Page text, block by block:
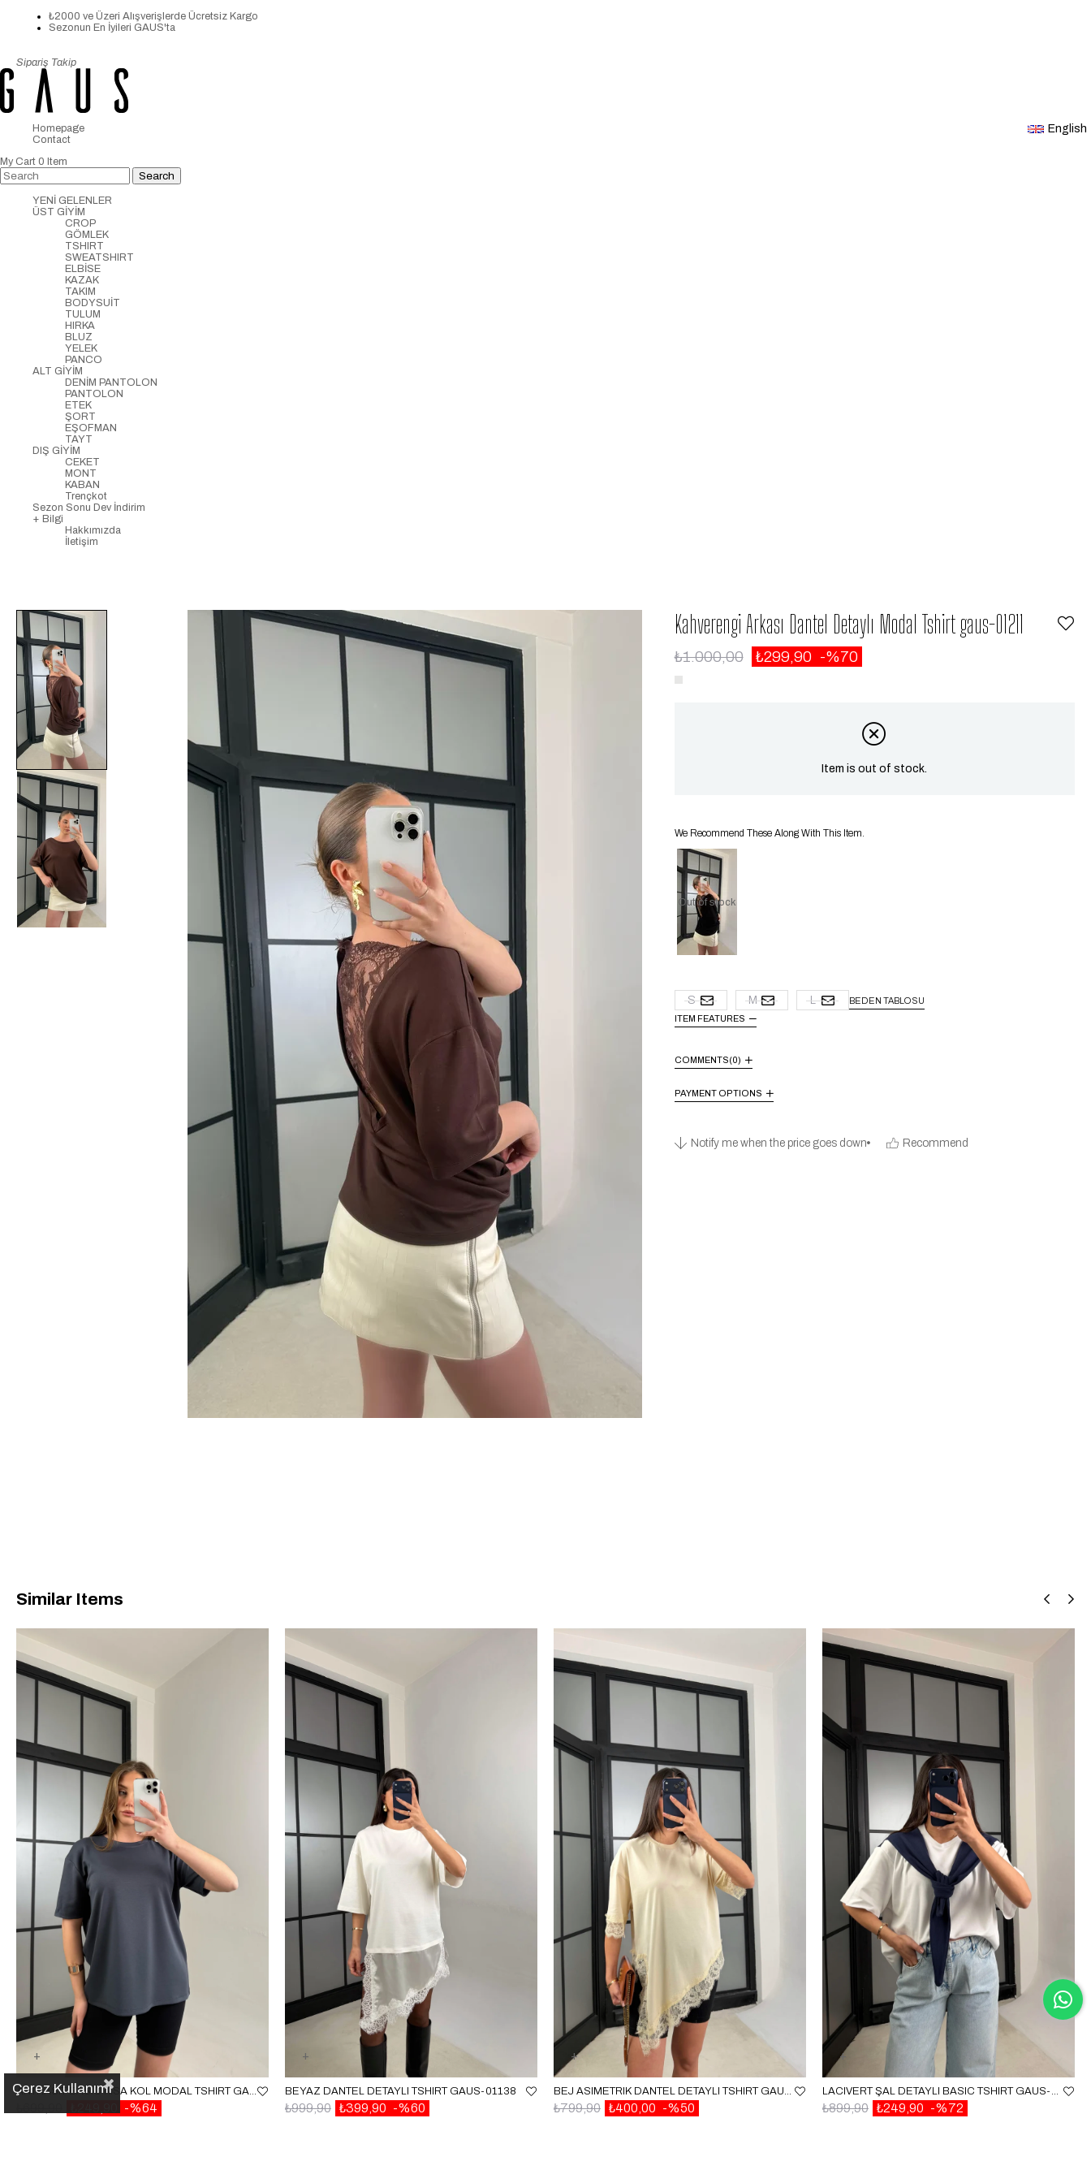
₺2000 ve Üzeri Alışverişlerde Ücretsiz Kargo
Sezonun En İyileri GAUS'ta
Sipariş Takip
English
Homepage
Contact
My Cart 0 Item
YENİ GELENLER
ÜST GİYİM
CROP
GÖMLEK
TSHIRT
SWEATSHIRT
ELBİSE
KAZAK
TAKIM
BODYSUİT
TULUM
HIRKA
BLUZ
YELEK
PANCO
ALT GİYİM
DENİM PANTOLON
PANTOLON
ETEK
ŞORT
EŞOFMAN
TAYT
DIŞ GİYİM
CEKET
MONT
KABAN
Trençkot
Sezon Sonu Dev İndirim
+ Bilgi
Hakkımızda
İletişim
Kahverengi Arkası Dantel Detaylı Modal Tshirt gaus-01211
₺1.000,00 ₺299,90 70
Item is out of stock.
We Recommend These Along With This Item.
Out of stock
S M L
BEDEN TABLOSU
ITEM FEATURES
COMMENTS(0)
PAYMENT OPTIONS
Notify me when the price goes down Recommend
Similar Items
ANTRASIT BASIC KISA KOL MODAL TSHIRT GAUS-01059
%64
BEYAZ DANTEL DETAYLI TSHIRT GAUS-01138
%60
₺399,90
₺999,90
BEJ ASIMETRIK DANTEL DETAYLI TSHIRT GAUS-01164
%50
₺400,00
₺799,90
LACIVERT ŞAL DETAYLI BASIC TSHIRT GAUS-01192
%72
₺249,90
₺899,90
Çerez Kullanımı